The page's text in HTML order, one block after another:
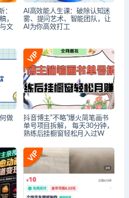
：
，
文
AI高效能人生课：破除认知迷
雾、提问艺术、智能团队，让
AI为你高效打工
做
抖音博主“不略”爆火简笔画书
单号项目拆解， 每天30分钟，
熟练后挂橱窗轻松月入过W